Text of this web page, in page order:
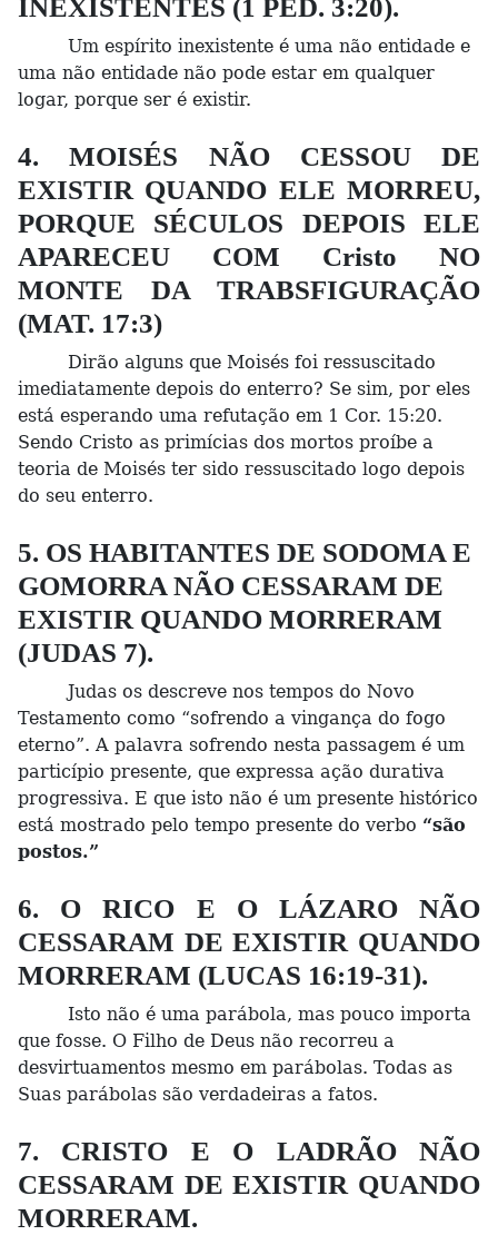
INEXISTENTES (1 PED. 3:20).
Um espírito inexistente é uma não entidade e
uma não entidade não pode estar em qualquer
logar, porque ser é existir.
4. MOISÉS NÃO CESSOU DE
EXISTIR QUANDO ELE MORREU,
PORQUE SÉCULOS DEPOIS ELE
APARECEU COM Cristo NO
MONTE DA TRABSFIGURAÇÃO
(MAT. 17:3)
Dirão alguns que Moisés foi ressuscitado
imediatamente depois do enterro? Se sim, por eles
está esperando uma refutação em 1 Cor. 15:20.
Sendo Cristo as primícias dos mortos proíbe a
teoria de Moisés ter sido ressuscitado logo depois
do seu enterro.
5. OS HABITANTES DE SODOMA E
GOMORRA NÃO CESSARAM DE
EXISTIR QUANDO MORRERAM
(JUDAS 7).
Judas os descreve nos tempos do Novo
Testamento como “sofrendo a vingança do fogo
eterno”. A palavra sofrendo nesta passagem é um
particípio presente, que expressa ação durativa
progressiva. E que isto não é um presente histórico
está mostrado pelo tempo presente do verbo “são
postos.”
6. O RICO E O LÁZARO NÃO
CESSARAM DE EXISTIR QUANDO
MORRERAM (LUCAS 16:19-31).
Isto não é uma parábola, mas pouco importa
que fosse. O Filho de Deus não recorreu a
desvirtuamentos mesmo em parábolas. Todas as
Suas parábolas são verdadeiras a fatos.
7. CRISTO E O LADRÃO NÃO
CESSARAM DE EXISTIR QUANDO
MORRERAM.